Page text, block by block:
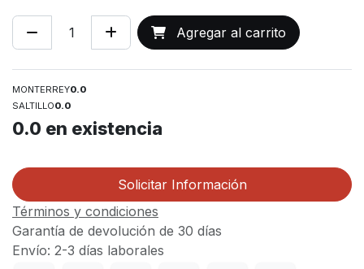
Agregar al carrito
MONTERREY0.0
SALTILLO0.0
0.0 en existencia
Solicitar Información
Términos y condiciones
Garantía de devolución de 30 días
Envío: 2-3 días laborales